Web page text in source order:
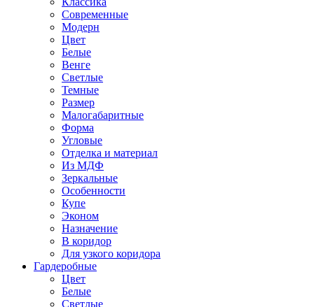
Современные
Модерн
Цвет
Белые
Венге
Светлые
Темные
Размер
Малогабаритные
Форма
Угловые
Отделка и материал
Из МДФ
Зеркальные
Особенности
Купе
Эконом
Назначение
В коридор
Для узкого коридора
Гардеробные
Цвет
Белые
Светлые